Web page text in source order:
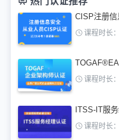
CISP注册
课程时长
课程时长
ITSS-IT服
课程时长